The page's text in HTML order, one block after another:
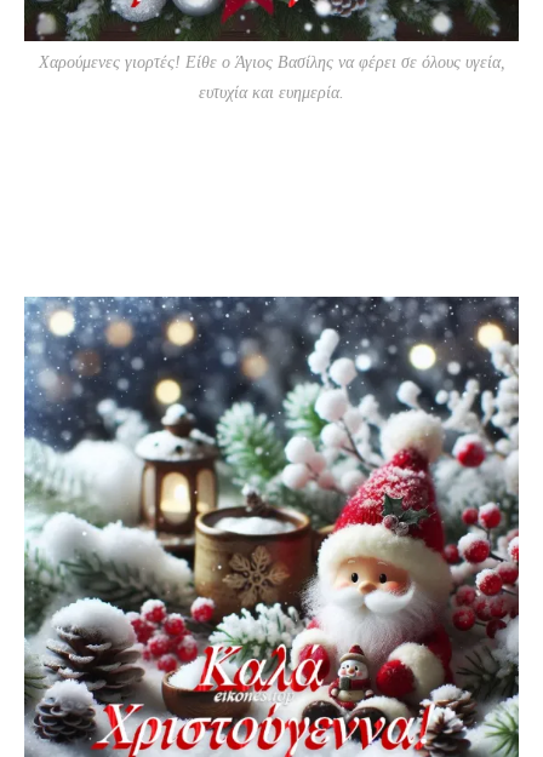
Χαρούμενες γιορτές! Είθε ο Άγιος Βασίλης να φέρει σε όλους υγεία,
ευτυχία και ευημερία.